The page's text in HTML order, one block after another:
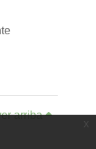
arriba